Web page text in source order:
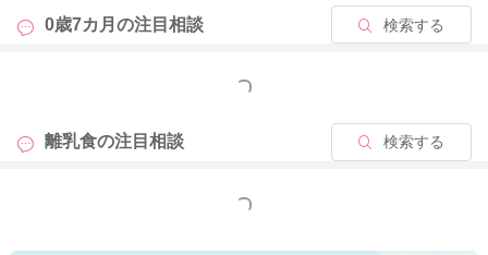
でスプーンを飲み込ませないように持っていますが、この与え
方で問題ないでしょうか？本に書いてあるような『口を開けて
引く』ような流れで与えれていません。
もうすぐで7ヶ月になり、だいぶ普通よりゆっくり離乳食を進め
ており不安です。
もしかしたら、歯の生えかけなどで、口の中の違和感を感じて
0歳7カ月の注目相談 検索する
もっと見る
離乳食の注目相談 検索する
もっと見る